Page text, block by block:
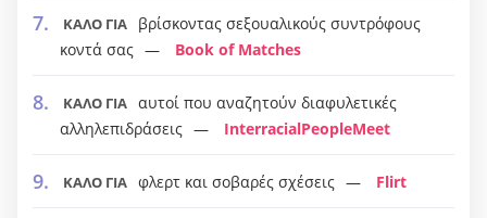
ΚΑΛΟ ΓΙΑ
βρίσκοντας σεξουαλικούς συντρόφους
κοντά σας
Book of Matches
ΚΑΛΟ ΓΙΑ αυτοί που αναζητούν διαφυλετικές
αλληλεπιδράσεις
InterracialPeopleMeet
ΚΑΛΟ ΓΙΑ φλερτ και σοβαρές σχέσεις Flirt